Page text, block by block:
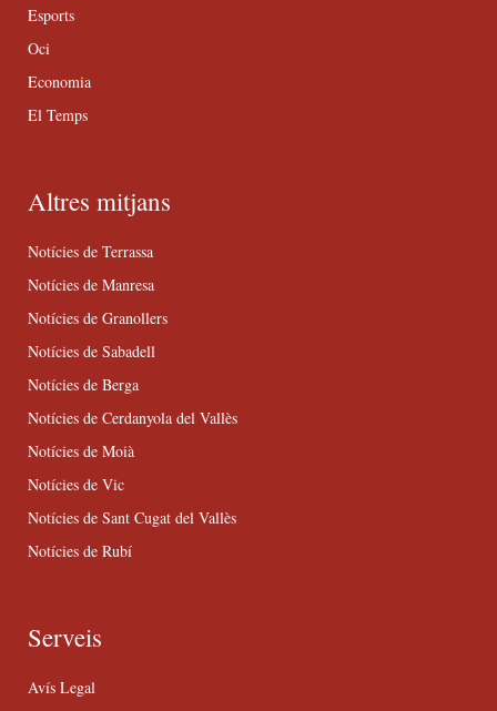
Esports
Oci
Economia
El Temps
Altres mitjans
Notícies de Terrassa
Notícies de Manresa
Notícies de Granollers
Notícies de Sabadell
Notícies de Berga
Notícies de Cerdanyola del Vallès
Notícies de Moià
Notícies de Vic
Notícies de Sant Cugat del Vallès
Notícies de Rubí
Serveis
Avís Legal